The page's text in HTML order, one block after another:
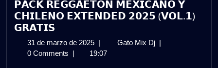
𝗣𝗔𝗖𝗞 𝗥𝗘𝗚𝗚𝗔𝗘𝗧𝗢𝗡 𝗠𝗘𝗫𝗜𝗖𝗔𝗡𝗢 𝗬
𝗖𝗛𝗜𝗟𝗘𝗡𝗢 𝗘𝗫𝗧𝗘𝗡𝗗𝗘𝗗 𝟮𝟬𝟮𝟱 (𝗩𝗢𝗟.𝟭)
𝗚𝗥𝗔𝗧𝗜𝗦
31 de marzo de 2025 31
de
Gato Mix Dj 𝗣𝗔𝗖𝗞
0 Comments
19:07